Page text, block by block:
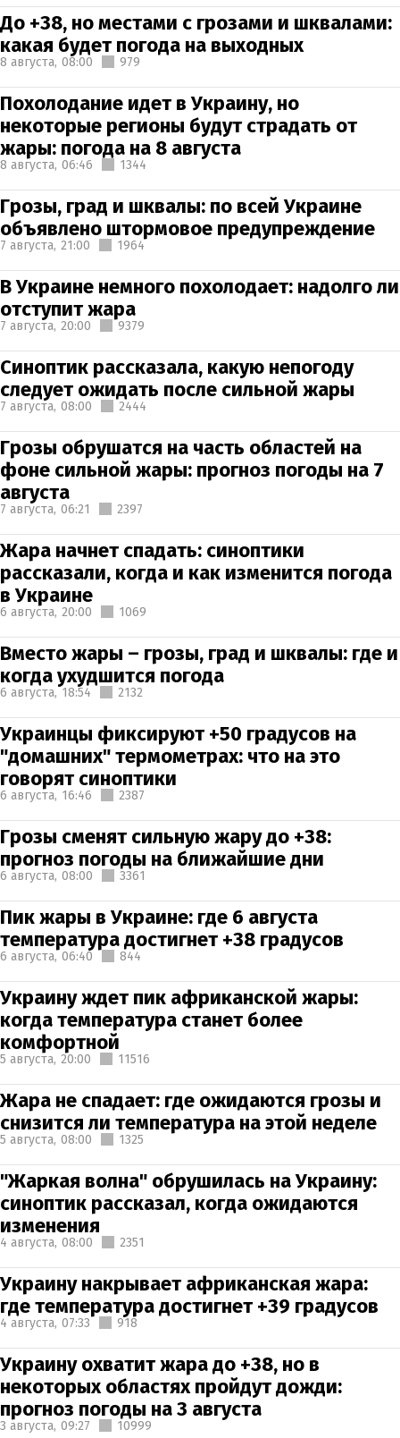
До +38, но местами с грозами и шквалами:
какая будет погода на выходных
8 августа, 08:00 979
Похолодание идет в Украину, но
некоторые регионы будут страдать от
жары: погода на 8 августа
8 августа, 06:46 1344
Грозы, град и шквалы: по всей Украине
объявлено штормовое предупреждение
7 августа, 21:00 1964
В Украине немного похолодает: надолго ли
отступит жара
7 августа, 20:00 9379
Синоптик рассказала, какую непогоду
следует ожидать после сильной жары
7 августа, 08:00 2444
Грозы обрушатся на часть областей на
фоне сильной жары: прогноз погоды на 7
августа
7 августа, 06:21 2397
Жара начнет спадать: синоптики
рассказали, когда и как изменится погода
в Украине
6 августа, 20:00 1069
Вместо жары – грозы, град и шквалы: где и
когда ухудшится погода
6 августа, 18:54 2132
Украинцы фиксируют +50 градусов на
"домашних" термометрах: что на это
говорят синоптики
6 августа, 16:46 2387
Грозы сменят сильную жару до +38:
прогноз погоды на ближайшие дни
6 августа, 08:00 3361
Пик жары в Украине: где 6 августа
температура достигнет +38 градусов
6 августа, 06:40 844
Украину ждет пик африканской жары:
когда температура станет более
комфортной
5 августа, 20:00 11516
Жара не спадает: где ожидаются грозы и
снизится ли температура на этой неделе
5 августа, 08:00 1325
"Жаркая волна" обрушилась на Украину:
синоптик рассказал, когда ожидаются
изменения
4 августа, 08:00 2351
Украину накрывает африканская жара:
где температура достигнет +39 градусов
4 августа, 07:33 918
Украину охватит жара до +38, но в
некоторых областях пройдут дожди:
прогноз погоды на 3 августа
3 августа, 09:27 10999